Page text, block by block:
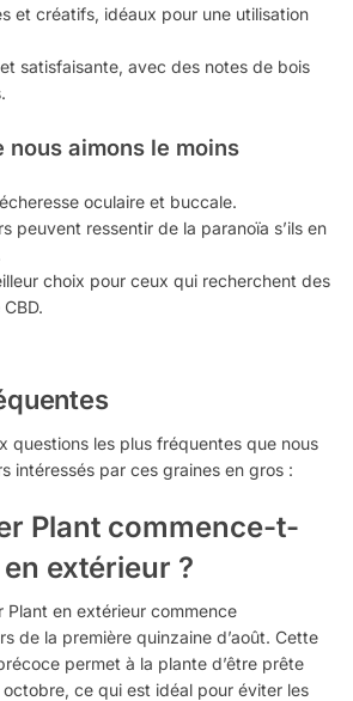
et créatifs, idéaux pour une utilisation
satisfaisante, avec des notes de bois
nous aimons le moins
oculaire et buccale.
peuvent ressentir de la paranoïa s’ils en
choix pour ceux qui recherchent des
questions les plus fréquentes que nous
intéressés par ces graines en gros :
Plant commence-t-
extérieur ?
Plant en extérieur commence
de la première quinzaine d’août. Cette
permet à la plante d’être prête
ce qui est idéal pour éviter les